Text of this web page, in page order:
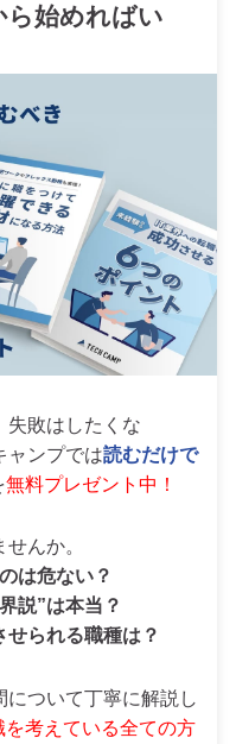
ら始めればい
失敗はしたくな
ンプでは読むだけで
無料プレゼント中！
んか。
は危ない？
説”は本当？
せられる職種は？
ついて丁寧に解説し
を考えている全ての方